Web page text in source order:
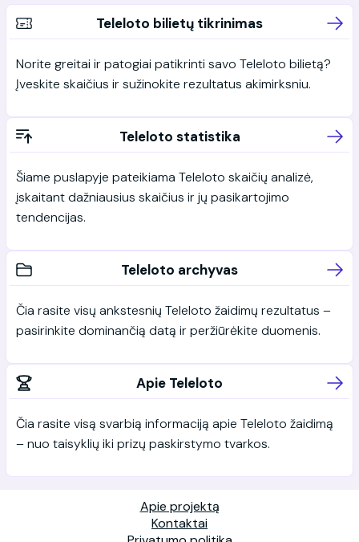
Teleloto bilietų tikrinimas
Norite greitai ir patogiai patikrinti savo Teleloto bilietą?
Įveskite skaičius ir sužinokite rezultatus akimirksniu.
Teleloto statistika
Šiame puslapyje pateikiama Teleloto skaičių analizė,
įskaitant dažniausius skaičius ir jų pasikartojimo
tendencijas.
Teleloto archyvas
Čia rasite visų ankstesnių Teleloto žaidimų rezultatus –
pasirinkite dominančią datą ir peržiūrėkite duomenis.
Apie Teleloto
Čia rasite visą svarbią informaciją apie Teleloto žaidimą
– nuo taisyklių iki prizų paskirstymo tvarkos.
Apie projektą
Kontaktai